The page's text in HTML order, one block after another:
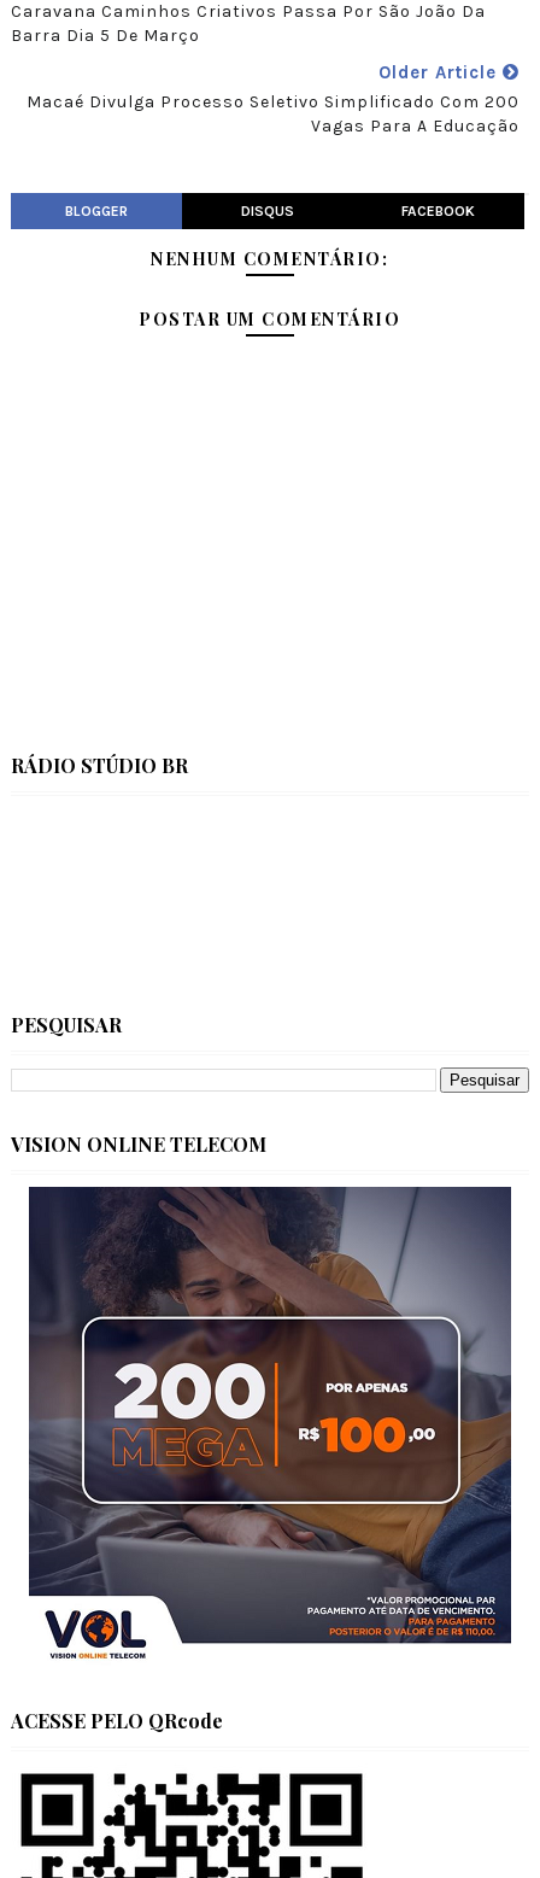
Caravana Caminhos Criativos Passa Por São João Da
Barra Dia 5 De Março
Older Article
Macaé Divulga Processo Seletivo Simplificado Com 200
Vagas Para A Educação
BLOGGER DISQUS FACEBOOK
NENHUM COMENTÁRIO:
POSTAR UM COMENTÁRIO
RÁDIO STÚDIO BR
PESQUISAR
VISION ONLINE TELECOM
ACESSE PELO QRcode